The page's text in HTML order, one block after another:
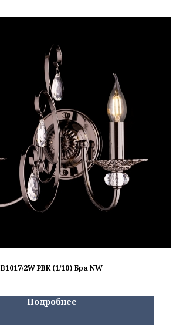
B1017/2W PBK (1/10) Бра NW
Подробнее